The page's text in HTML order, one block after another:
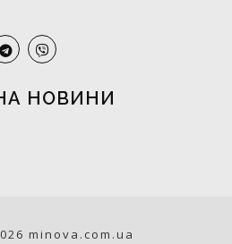
НОВИНИ
minova.com.ua